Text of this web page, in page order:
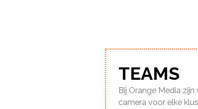
TEAMS
Bij Orange Media
camera voor elke